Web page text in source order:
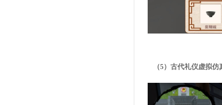
（5）古代礼仪虚拟仿